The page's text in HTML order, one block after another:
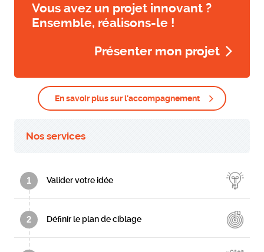
Vous avez un projet innovant ?
Ensemble, réalisons-le !
Présenter mon projet
En savoir plus sur l'accompagnement
Nos services
1 Valider votre idée
2 Définir le plan de ciblage